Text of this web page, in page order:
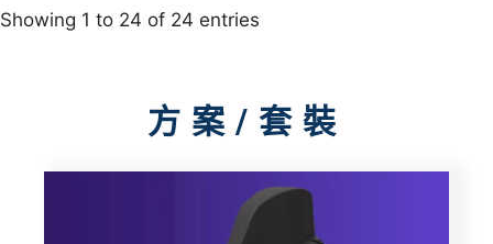
Showing 1 to 24 of 24 entries
方案/套裝